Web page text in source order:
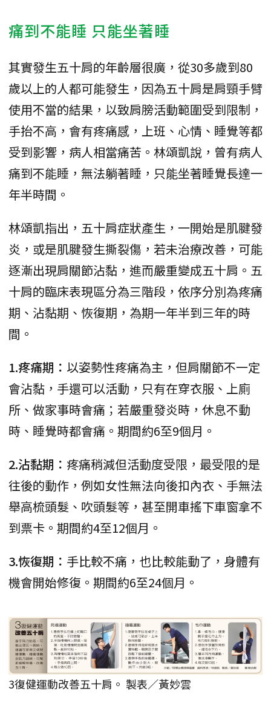
痛到不能睡 只能坐著睡
其實發生五十肩的年齡層很廣，從30多歲到80
歲以上的人都可能發生，因為五十肩是肩頸手臂
使用不當的結果，以致肩膀活動範圍受到限制，
手抬不高，會有疼痛感，上班、心情、睡覺等都
受到影響，病人相當痛苦。林頌凱說，曾有病人
痛到不能睡，無法躺著睡，只能坐著睡覺長達一
年半時間。
林頌凱指出，五十肩症狀產生，一開始是肌腱發
炎，或是肌腱發生撕裂傷，若未治療改善，可能
逐漸出現肩關節沾黏，進而嚴重變成五十肩。五
十肩的臨床表現區分為三階段，依序分別為疼痛
期、沾黏期、恢復期，為期一年半到三年的時
間。
1.疼痛期： 以姿勢性疼痛為主，但肩關節不一定
會沾黏，手還可以活動，只有在穿衣服、上廁
所、做家事時會痛；若嚴重發炎時，休息不動
時、睡覺時都會痛。期間約6至9個月。
2.沾黏期： 疼痛稍減但活動度受限，最受限的是
往後的動作，例如女性無法向後扣內衣、手無法
舉高梳頭髮、吹頭髮等，甚至開車搖下車窗拿不
到票卡。期間約4至12個月。
3.恢復期： 手比較不痛，也比較能動了，身體有
機會開始修復。期間約6至24個月。
3復健運動改善五十肩。 製表／黃妙雲